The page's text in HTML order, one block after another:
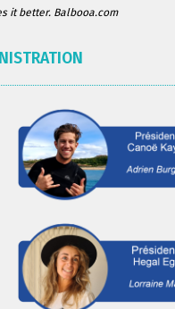
it better. Balbooa.com